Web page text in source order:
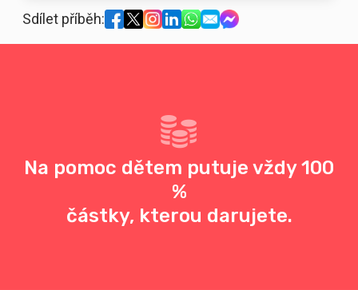
Sdílet příběh:
Na pomoc dětem putuje vždy 100
%
částky, kterou darujete.